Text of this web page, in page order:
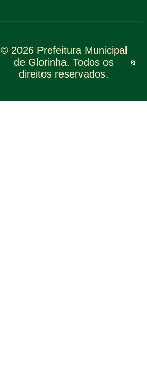
© 2026 Prefeitura Municipal
de Glorinha. Todos os
direitos reservados.